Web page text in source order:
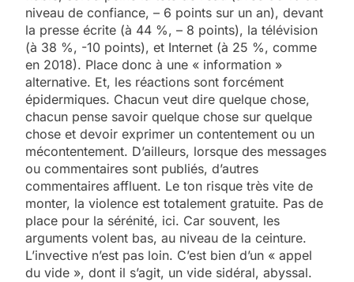
niveau de confiance, – 6 points sur un an), devant
la presse écrite (à 44 %, – 8 points), la télévision
(à 38 %, -10 points), et Internet (à 25 %, comme
en 2018). Place donc à une « information »
alternative. Et, les réactions sont forcément
épidermiques. Chacun veut dire quelque chose,
chacun pense savoir quelque chose sur quelque
chose et devoir exprimer un contentement ou un
mécontentement. D’ailleurs, lorsque des messages
ou commentaires sont publiés, d’autres
commentaires affluent. Le ton risque très vite de
monter, la violence est totalement gratuite. Pas de
place pour la sérénité, ici. Car souvent, les
arguments volent bas, au niveau de la ceinture.
L’invective n’est pas loin. C’est bien d’un « appel
du vide », dont il s’agit, un vide sidéral, abyssal.